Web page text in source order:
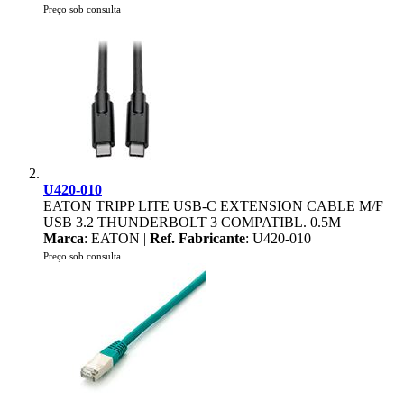
Preço sob consulta
U420-010
EATON TRIPP LITE USB-C EXTENSION CABLE M/F
USB 3.2 THUNDERBOLT 3 COMPATIBL. 0.5M
Marca: EATON | Ref. Fabricante: U420-010
Preço sob consulta